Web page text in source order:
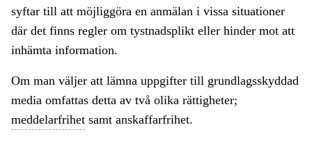
syftar till att möjliggöra en anmälan i vissa situationer
där det finns regler om tystnadsplikt eller hinder mot att
inhämta information.
Om man väljer att lämna uppgifter till grundlagsskyddad
media omfattas detta av två olika rättigheter;
meddelarfrihet samt anskaffarfrihet.